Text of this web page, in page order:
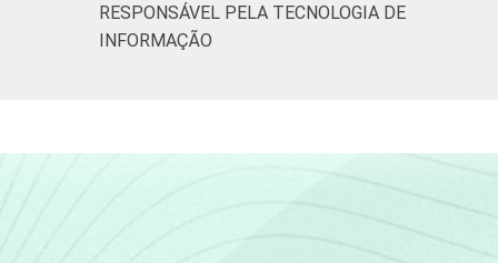
RESPONSÁVEL PELA TECNOLOGIA DE
INFORMAÇÃO